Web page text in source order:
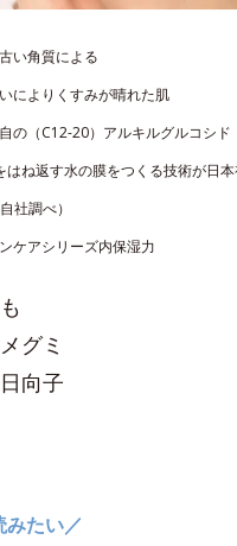
い角質による
によりくすみが晴れた肌
の（C12-20）アルキルグルコシド
ね返す水の膜をつくる技術が日本
社調べ）
ケアシリーズ内保湿力
グミ
向子
みたい／